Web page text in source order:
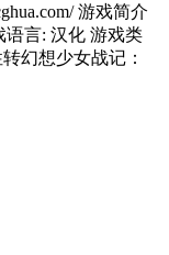
游戏简介
语言: 汉化 游戏类
幻想少女战记：